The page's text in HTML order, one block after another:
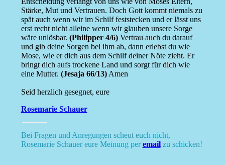
Stärke, Mut und Vertrauen. Doch Gott kommt niemals zu
spät auch wenn wir im Schilf feststecken und er lässt uns
erst recht nicht alleine wenn wir glauben unsere Sorge
wäre unlösbar. (Philipper 4/6)Vertrau auch du darauf
und gib deine Sorgen bei ihm ab, dann erlebst du wie
Mose, wie er dich aus dem Schilf deiner Nöte zieht. Er
bringt dich aufs trockene Land und sorgt für dich wie
eine Mutter. (Jesaja 66/13)Amen
Seid herzlich gesegnet, eure
Rosemarie Schauer
Bei Fragen und Anregungen scheut euch nicht,
Rosemarie Schauer eure Meinung peremailzu schicken!